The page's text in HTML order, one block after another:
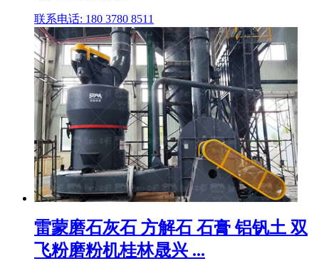
联系电话: 180 3780 8511
雷蒙磨石灰石 方解石 石膏 铝钒土 双
飞粉磨粉机桂林晟兴 ...